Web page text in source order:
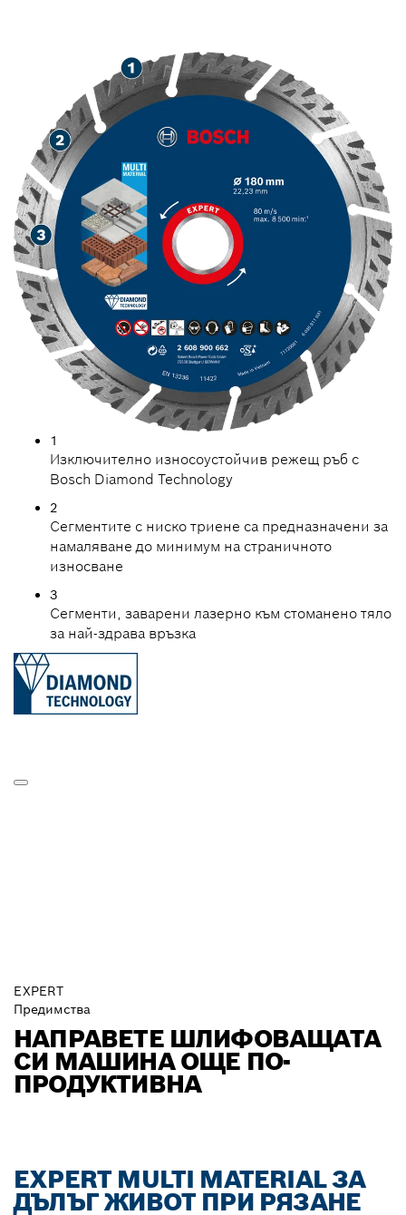
1
Изключително износоустойчив режещ ръб с
Bosch Diamond Technology
2
Сегментите с ниско триене са предназначени за
намаляване до минимум на страничното
износване
3
Сегменти, заварени лазерно към стоманено тяло
за най-здрава връзка
EXPERT
Предимства
НАПРАВЕТЕ ШЛИФОВАЩАТА
СИ МАШИНА ОЩЕ ПО-
ПРОДУКТИВНА
EXPERT MULTI MATERIAL ЗА
ДЪЛЪГ ЖИВОТ ПРИ РЯЗАНЕ